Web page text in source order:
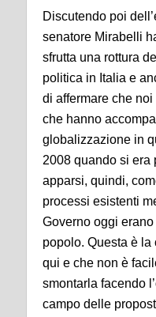
Discutendo poi
senatore Mirabelli
sfrutta una rottura
politica in Italia e
di affermare che
che hanno
globalizzazione in
2008 quando si era
apparsi, quindi,
processi esistenti
Governo oggi
popolo. Questa è la
qui e che non è
smontarla facendo
campo delle